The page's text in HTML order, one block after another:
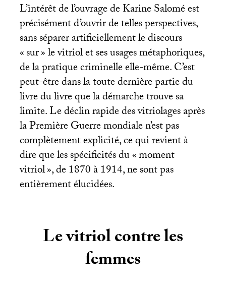
L’intérêt de l’ouvrage de Karine Salomé est
précisément d’ouvrir de telles perspectives,
sans séparer artificiellement le discours
«sur» le vitriol et ses usages métaphoriques,
de la pratique criminelle elle-même. C’est
peut-être dans la toute dernière partie du
livre du livre que la démarche trouve sa
limite. Le déclin rapide des vitriolages après
la Première Guerre mondiale n’est pas
complètement explicité, ce qui revient à
dire que les spécificités du «moment
vitriol», de 1870 à 1914, ne sont pas
entièrement élucidées.
Le vitriol contre les
femmes